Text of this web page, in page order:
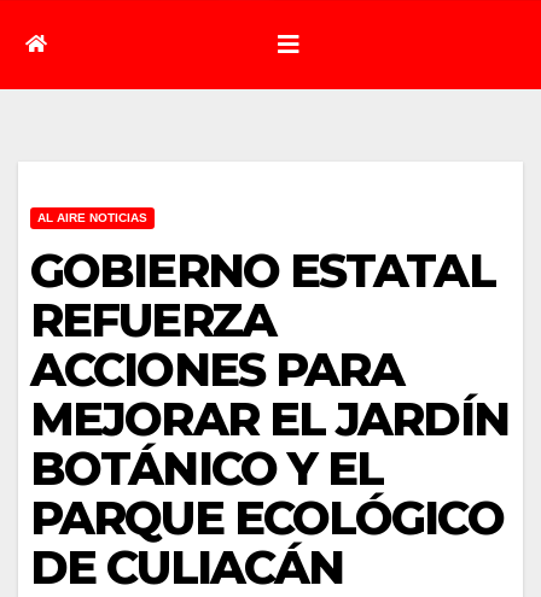
AL AIRE NOTICIAS
GOBIERNO ESTATAL
REFUERZA
ACCIONES PARA
MEJORAR EL JARDÍN
BOTÁNICO Y EL
PARQUE ECOLÓGICO
DE CULIACÁN